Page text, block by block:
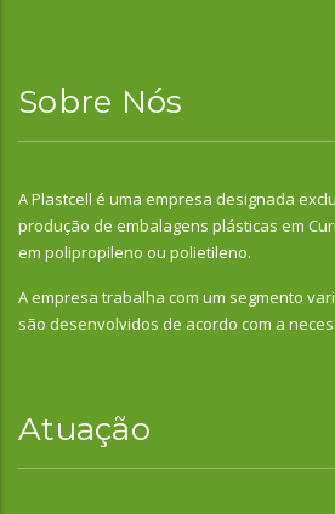
Sobre Nós
A Plastcell é uma empresa designada
produção de embalagens plásticas em
em polipropileno ou polietileno.
A empresa trabalha com um segmento
são desenvolvidos de acordo com a
Atuação